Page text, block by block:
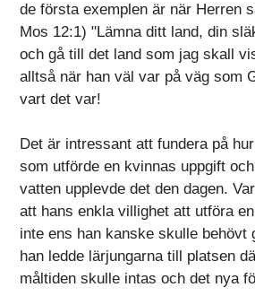
de första exemplen är när Herren
Mos 12:1) "Lämna ditt land, din
och gå till det land som jag skall
alltså när han väl var på väg som
vart det var!
Det är intressant att fundera på
som utförde en kvinnas uppgift
vatten upplevde det den dagen.
att hans enkla villighet att utföra
inte ens han kanske skulle behövt
han ledde lärjungarna till platsen
måltiden skulle intas och det nya